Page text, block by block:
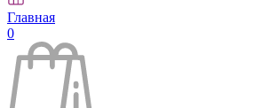
Главная
0